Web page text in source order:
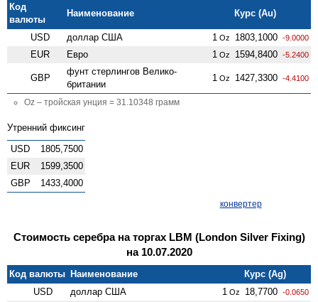
Код
валюты
Наименование Курс (Au)
USD доллар США 1 Oz 1803,1000 -9.0000
EUR Евро 1 Oz 1594,8400 -5.2400
GBP
фунт стерлингов Велико­
британии
1 Oz 1427,3300 -4.4100
Oz – тройская унция = 31.10348 грамм
Утренний фиксинг
USD
1805,7500
EUR
1599,3500
GBP
1433,4000
конвертер
Стоимость серебра на торгах LBM (London Silver Fixing)
на 10.07.2020
Код валюты Наименование
Курс (Ag)
USD
доллар США 1 Oz 18,7700 -0.0650